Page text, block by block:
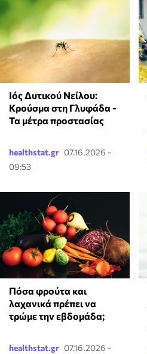
Ιός Δυτικού Νείλου:
Κρούσμα στη Γλυφάδα -
Τα μέτρα προστασίας
healthstat.gr 07.16.2026 -
09:53
Πόσα φρούτα και
λαχανικά πρέπει να
τρώμε την εβδομάδα;
healthstat.gr 07.16.2026 -